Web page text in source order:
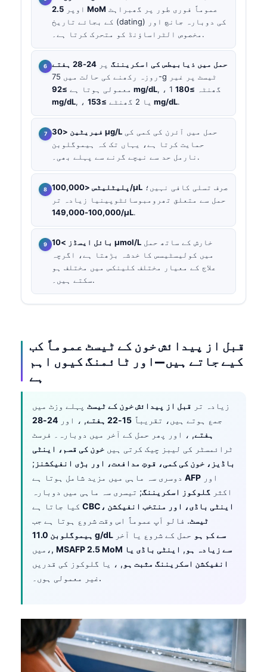
اوپر 2.5 MoM
کے بجائے تاریخ (dating) کی دوبارہ جانچ اور
مخصوص الٹراساؤنڈ کو متحرک کرتا ہے۔.
حمل میں ذیابیطس کی اسکریننگ پر 24-28 ہفتے
روزہ رکھنے کی حالت میں 75-g ٹیسٹ پر غیر
معمولی ہوتا ہے ≥92 mg/dL , ، 1 گھنٹہ
≥180
mg/dL
, ، یا 2 گھنٹے ≥153 mg/dL.
فیریٹین <30 µg/L
حمایت کرتا ہے، یہاں تک کہ ہیموگلوبن
نارمل حد سے نیچے گرنے سے پہلے بھی۔.
پلیٹلیٹس <100,000/µL
حمل سے متعلق تھرومبوسائٹوپینیا زیادہ تر
100,000-149,000/µL.
بائل ایسڈز >10 µmol/L
میں کولیسٹیسس کا خدشہ بڑھتا ہے، اگرچہ
علاج کے معیار مختلف کلینکس میں مختلف ہو
سکتے ہیں۔.
قبل از پیدائش خون کے ٹیسٹ عموماً کب
کیے جاتے ہیں—اور ٹائمنگ کیوں اہم
ہے
زیادہ تر قبل از پیدائش خون کے ٹیسٹ پہلے وزٹ میں
جمع ہوتے ہیں، تقریباً 15-22 ہفتے , ، اور
24-28
ہفتے, ، اور پھر حمل کے آخر میں دوبارہ۔ فرسٹ
ٹرائمسٹر کی لیبز چیک کرتی ہیں خون کی قسم، اینٹی
باڈیز، خون کی کمی، قوتِ مدافعت، اور بڑی انفیکشنز ;
AFP
اکثر گلوکوز اسکریننگ; تیسری سہ ماہی میں دوبارہ
CBC، اینٹی باڈی، اور منتخب انفیکشن
ٹیسٹ. فالو اَپ عموماً اس وقت شروع ہوتا ہے جب
ہیموگلوبن 11.0 g/dL سے کم ہو حمل کے شروع یا آخر
میں،,
MSAFP 2.5 MoM سے زیادہ ہو , اینٹی باڈی یا
انفیکشن اسکریننگ مثبت ہو , ، یا گلوکوز کی قدریں
غیر معمولی ہوں۔.